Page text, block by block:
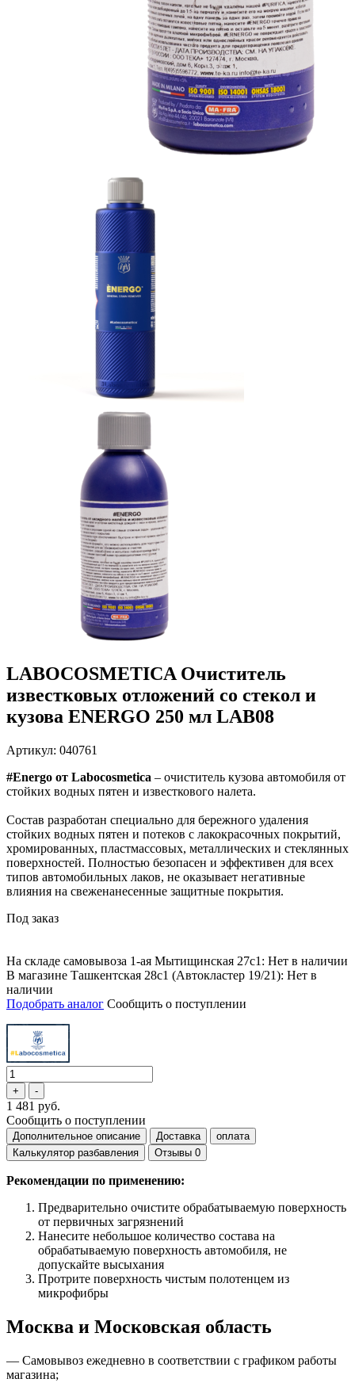
LABOCOSMETICA Очиститель
известковых отложений со стекол и
кузова ENERGO 250 мл LAB08
Артикул: 040761
#Energo от Labocosmetica – очиститель кузова автомобиля от
стойких водных пятен и известкового налета.
Состав разработан специально для бережного удаления
стойких водных пятен и потеков с лакокрасочных покрытий,
хромированных, пластмассовых, металлических и стеклянных
поверхностей. Полностью безопасен и эффективен для всех
типов автомобильных лаков, не оказывает негативные
влияния на свеженанесенные защитные покрытия.
Под заказ
На складе самовывоза 1-ая Мытищинская 27с1: Нет в наличии
В магазине Ташкентская 28с1 (Автокластер 19/21): Нет в
наличии
Подобрать аналог Сообщить о поступлении
1 481 руб.
Сообщить о поступлении
Дополнительное описание Доставка
оплата
Калькулятор разбавления
Отзывы 0
Рекомендации по применению:
Предварительно очистите обрабатываемую поверхность
от первичных загрязнений
Нанесите небольшое количество состава на
обрабатываемую поверхность автомобиля, не
допускайте высыхания
Протрите поверхность чистым полотенцем из
микрофибры
Москва и Московская область
— Самовывоз ежедневно в соответствии с графиком работы
магазина;